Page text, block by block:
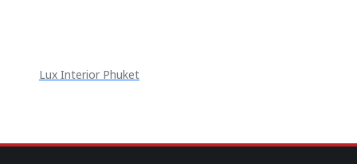
Lux Interior Phuket